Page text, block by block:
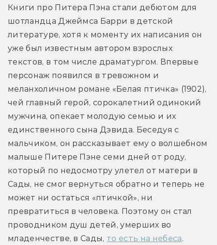
Книги про Питера Пэна стали дебютом для
шотландца Джеймса Барри в детской
литературе, хотя к моменту их написания он
уже был известным автором взрослых
текстов, в том числе драматургом. Впервые
персонаж появился в тревожном и
меланхоличном романе «Белая птичка» (1902),
чей главный герой, сорокалетний одинокий
мужчина, опекает молодую семью и их
единственного сына Дэвида. Беседуя с
мальчиком, он рассказывает ему о волшебном
малыше Питере Пэне семи дней от роду,
который по недосмотру улетел от матери в
Сады, не смог вернуться обратно и теперь не
может ни остаться «птичкой», ни
превратиться в человека. Поэтому он стал
проводником душ детей, умерших во
младенчестве, в Сады, то есть на небеса.